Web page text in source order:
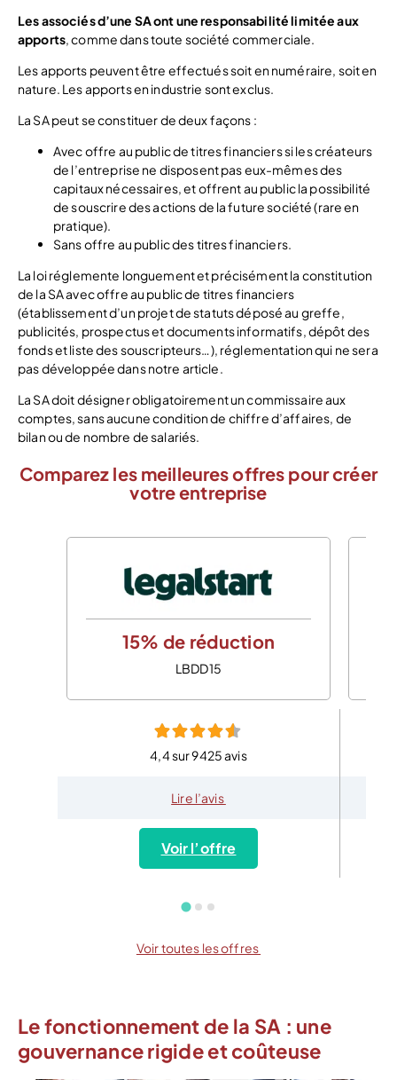
Les associés d’une SA ont une responsabilité limitée aux
apports, comme dans toute société commerciale.
Les apports peuvent être effectués soit en numéraire, soit en
nature. Les apports en industrie sont exclus.
La SA peut se constituer de deux façons :
Avec offre au public de titres financiers si les créateurs
de l’entreprise ne disposent pas eux-mêmes des
capitaux nécessaires, et offrent au public la possibilité
de souscrire des actions de la future société (rare en
pratique).
Sans offre au public des titres financiers.
La loi réglemente longuement et précisément la constitution
de la SA avec offre au public de titres financiers
(établissement d’un projet de statuts déposé au greffe,
publicités, prospectus et documents informatifs, dépôt des
fonds et liste des souscripteurs…), réglementation qui ne sera
pas développée dans notre article.
La SA doit désigner obligatoirement un commissaire aux
comptes, sans aucune condition de chiffre d’affaires, de
bilan ou de nombre de salariés.
Comparez les meilleures offres pour créer
votre entreprise
15% de réduction
LBDD15
4,4 sur 9425 avis
Lire l’avis
Voir l’offre
Voir toutes les offres
Le fonctionnement de la SA : une
gouvernance rigide et coûteuse